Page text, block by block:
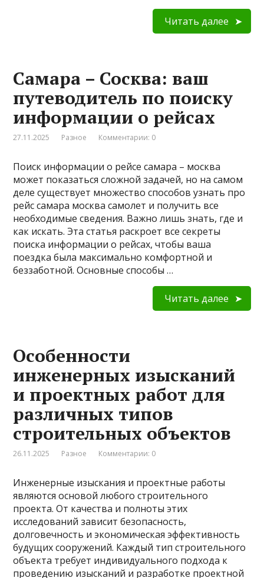
Читать далее
Самара – Сосква: ваш
путеводитель по поиску
информации о рейсах
27.11.2025 Разное Комментарии: 0
Поиск информации о рейсе самара – москва
может показаться сложной задачей, но на самом
деле существует множество способов узнать про
рейс самара москва самолет и получить все
необходимые сведения. Важно лишь знать, где и
как искать. Эта статья раскроет все секреты
поиска информации о рейсах, чтобы ваша
поездка была максимально комфортной и
беззаботной. Основные способы …
Читать далее
Особенности
инженерных изысканий
и проектных работ для
различных типов
строительных объектов
26.11.2025 Разное Комментарии: 0
Инженерные изыскания и проектные работы
являются основой любого строительного
проекта. От качества и полноты этих
исследований зависит безопасность,
долговечность и экономическая эффективность
будущих сооружений. Каждый тип строительного
объекта требует индивидуального подхода к
проведению изысканий и разработке проектной